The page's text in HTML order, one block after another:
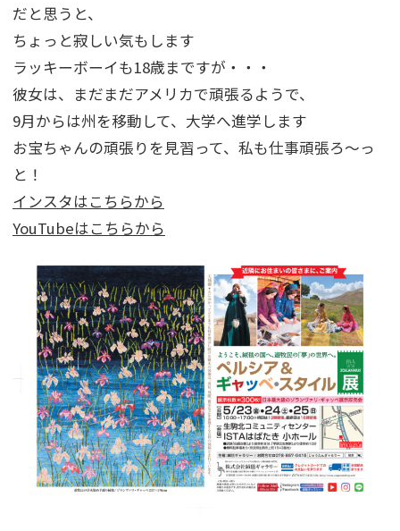
だと思うと、
ちょっと寂しい気もします
ラッキーボーイも18歳まですが・・・
彼女は、まだまだアメリカで頑張るようで、
9月からは州を移動して、大学へ進学します
お宝ちゃんの頑張りを見習って、私も仕事頑張ろ～っ
と！
インスタはこちらから
YouTubeはこちらから